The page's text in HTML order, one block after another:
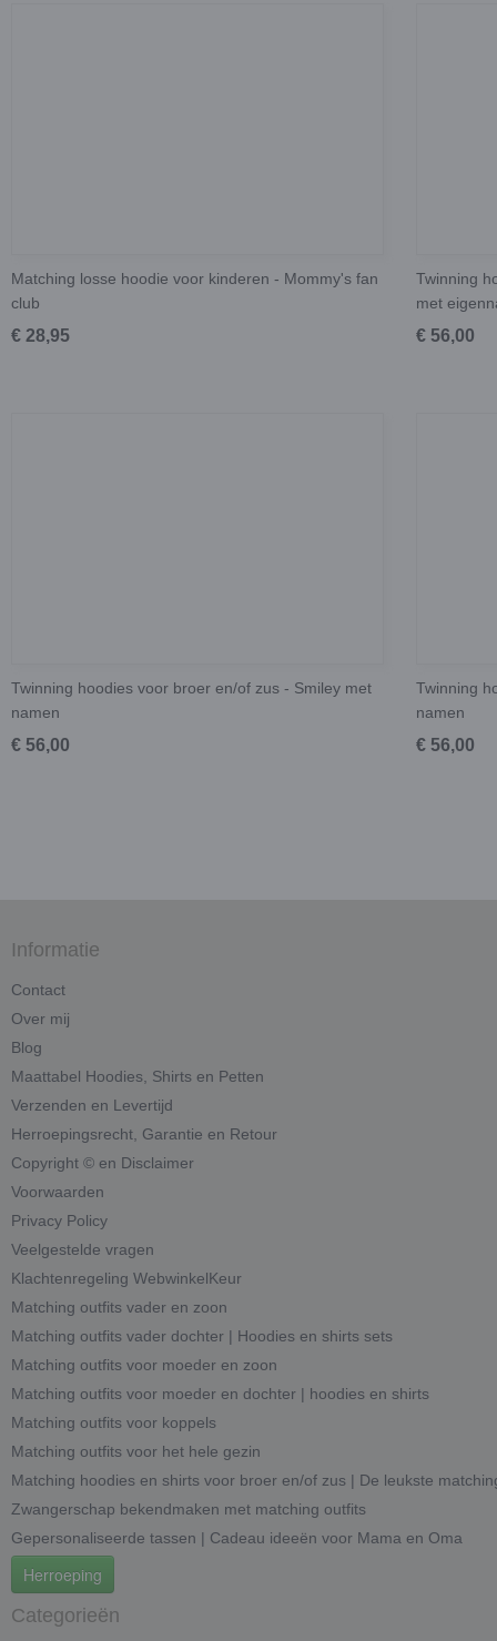
Matching losse hoodie voor kinderen - Mommy's fan
club
€ 28,95
Twinning
met
€ 56,00
Twinning hoodies voor broer en/of zus - Smiley met
namen
€ 56,00
Twinning
namen
€ 56,00
Informatie
Contact
Over mij
Blog
Maattabel Hoodies, Shirts en Petten
Verzenden en Levertijd
Herroepingsrecht, Garantie en Retour
Copyright © en Disclaimer
Voorwaarden
Privacy Policy
Veelgestelde vragen
Klachtenregeling WebwinkelKeur
Matching outfits vader en zoon
Matching outfits vader dochter | Hoodies en shirts sets
Matching outfits voor moeder en zoon
Matching outfits voor moeder en dochter | hoodies en shirts
Matching outfits voor koppels
Matching outfits voor het hele gezin
Matching hoodies en shirts voor broer en/of zus | De leukste
Zwangerschap bekendmaken met matching outfits
Gepersonaliseerde tassen | Cadeau ideeën voor Mama en Oma
Herroeping
Categorieën